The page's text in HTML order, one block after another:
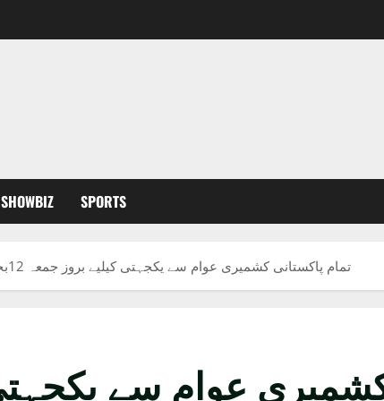
SHOWBIZ SPORTS
تمام پاکستانی کشمیری عوام سے یکجہتی کیلیے بروز جمعہ 12بجے سے12:30 تک باہر نکلیں، وزیراعظم